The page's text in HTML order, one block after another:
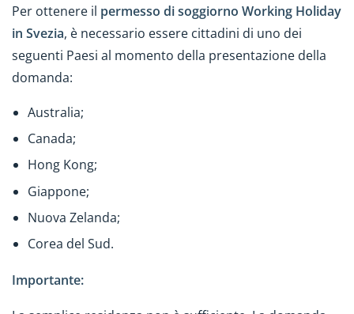
Per ottenere il permesso di soggiorno Working Holiday
in Svezia, è necessario essere cittadini di uno dei
seguenti Paesi al momento della presentazione della
domanda:
Australia;
Canada;
Hong Kong;
Giappone;
Nuova Zelanda;
Corea del Sud.
Importante: